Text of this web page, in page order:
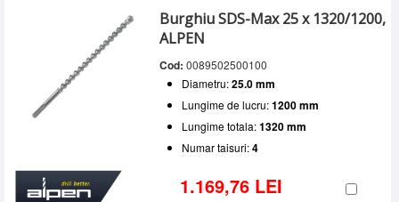
Burghiu SDS-Max 25 x 1320/1200,
ALPEN
Cod: 0089502500100
Diametru:25.0 mm
Lungime de lucru:1200 mm
Lungime totala:1320 mm
Numar taisuri:4
1.169,76 LEI